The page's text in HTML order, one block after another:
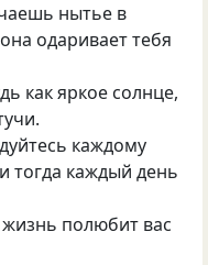
нытье в
одаривает тебя
как яркое солнце,
каждому
тогда каждый день
полюбит вас